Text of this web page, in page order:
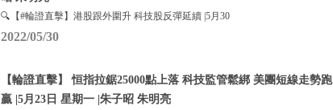
🔍【#輪證直擊】港股跟外圍升 科技股反彈延續 |5月30
2022/05/30
【輪證直擊】 恒指拉鋸25000點上落 科技監管鬆綁 美團短線走勢跑
贏 |5月23日 星期一 |朱子昭 朱明亮